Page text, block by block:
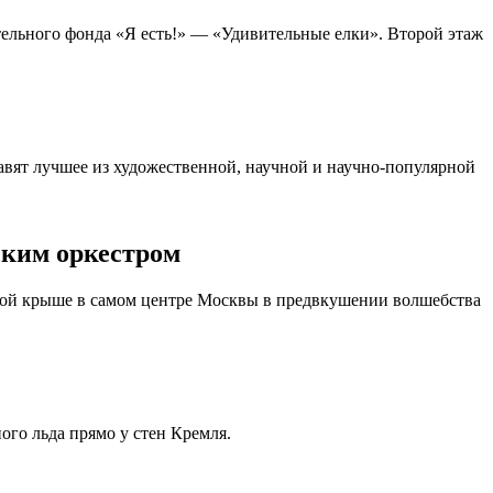
фонда «Я есть!» — «Удивительные елки». Второй этаж
лучшее из художественной, научной и научно-популярной
оркестром
крыше в самом центре Москвы в предвкушении волшебства
льда прямо у стен Кремля.